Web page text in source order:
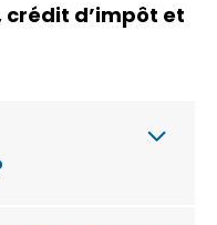
d’impôt et